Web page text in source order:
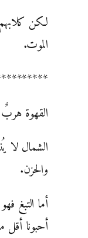
لكن
الموت.
القهوة
الشمال لا
والحزن.
أما التبغ
أحبونا أقل